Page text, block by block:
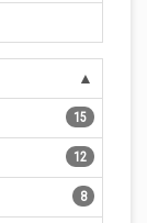
15
12
8